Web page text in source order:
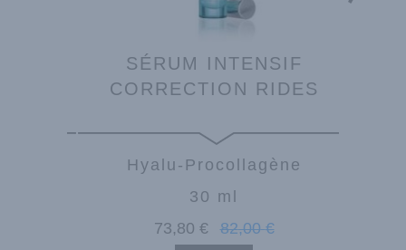
SÉRUM INTENSIF
CORRECTION RIDES
Hyalu-Procollagène
30 ml
73,80 € 82,00 €